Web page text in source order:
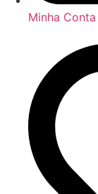
Minha Conta